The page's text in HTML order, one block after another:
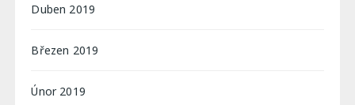
Duben 2019
Březen 2019
Únor 2019